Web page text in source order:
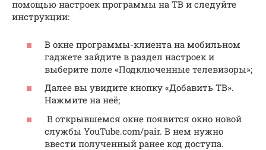
помощью настроек программы на ТВ и следуйте
инструкции:
В окне программы-клиента на мобильном
гаджете зайдите в раздел настроек и
выберите поле «Подключенные телевизоры»;
Далее вы увидите кнопку «Добавить ТВ».
Нажмите на неё;
В открывшемся окне появится окно новой
службы YouTube.com/pair. В нем нужно
ввести полученный ранее код доступа.